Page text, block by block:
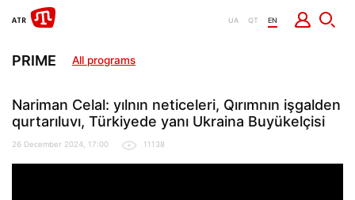
UA QT EN
PRIME All programs
Nariman Celal: yılnın neticeleri, Qırımnın işgalden
qurtarıluvı, Türkiyede yanı Ukraina Buyükelçisi
26 December 2024, 17:00 11138